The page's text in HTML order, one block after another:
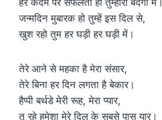
जन्मदिन मुबारक हो तुम्हें इस दिल से,
खुश रहो तुम हर घड़ी हर घड़ी में।
तेरे आने से महका है मेरा संसार,
तेरे बिना हर दिन लगता है बेकार।
हैप्पी बर्थडे मेरी रूह, मेरा प्यार,
तू रहे हमेशा मेरे दिल के सबसे पास यार।